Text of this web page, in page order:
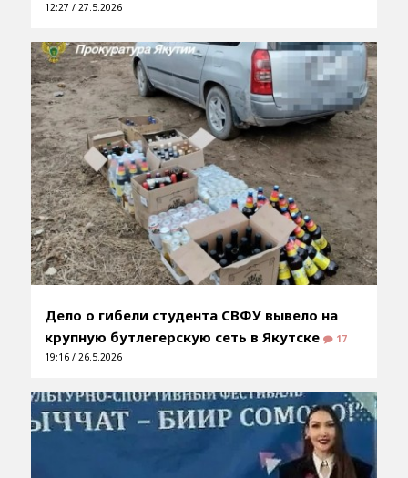
12:27 / 27.5.2026
Дело о гибели студента СВФУ вывело на
крупную бутлегерскую сеть в Якутске
17
19:16 / 26.5.2026